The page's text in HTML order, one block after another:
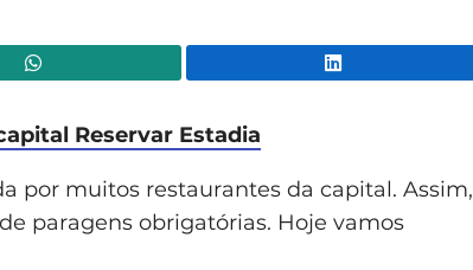
Reservar Estadia
por muitos restaurantes da capital. Assim,
paragens obrigatórias. Hoje vamos